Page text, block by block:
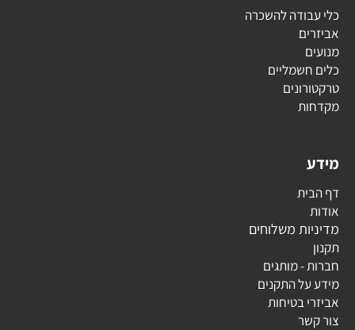
כלי עבודה להשכרה
אביזרים
מנועים
כלים חשמליים
טרקטורונים
מקדחות
מידע
דף הבית
אודות
מדיניות משלוחים
תקנון
חברות - מותגים
מידע על התקנים
אביזרי בטיחות
צור קשר